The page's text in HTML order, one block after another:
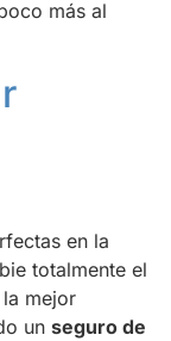
más al
en la
totalmente el
mejor
un seguro de